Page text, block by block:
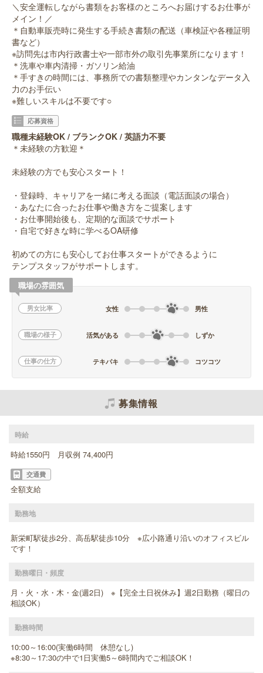
＼安全運転しながら書類をお客様のところへお届けするお仕事が
メイン！／
＊自動車販売時に発生する手続き書類の配送（車検証や各種証明
書など）
※訪問先は市内行政書士や一部市外の取引先事業所になります！
＊洗車や車内清掃・ガソリン給油
＊手すきの時間には、事務所での書類整理やカンタンなデータ入
力のお手伝い
※難しいスキルは不要です○
応募資格
職種未経験OK / ブランクOK / 英語力不要
＊未経験の方歓迎＊
未経験の方でも安心スタート！
・登録時、キャリアを一緒に考える面談（電話面談の場合）
・あなたに合ったお仕事や働き方をご提案します
・お仕事開始後も、定期的な面談でサポート
・自宅で好きな時に学べるOA研修
初めての方にも安心してお仕事スタートができるように
テンプスタッフがサポートします。
職場の雰囲気
男女比率 女性 男性
職場の様子 活気がある しずか
仕事の仕方 テキパキ コツコツ
募集情報
時給
時給1550円 月収例 74,400円
交通費
全額支給
勤務地
新栄町駅徒歩2分、高岳駅徒歩10分 ※広小路通り沿いのオフィスビル
です！
勤務曜日・頻度
月・火・水・木・金(週2日) ※【完全土日祝休み】週2日勤務（曜日の
相談OK）
勤務時間
10:00～16:00(実働6時間 休憩なし)
※8:30～17:30の中で1日実働5～6時間内でご相談OK！